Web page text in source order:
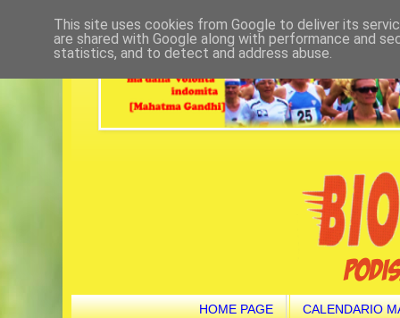
HOME PAGE CALENDARIO
This site uses cookies from Google to deliver its
are shared with Google along with performance and
statistics, and to detect and address abuse.